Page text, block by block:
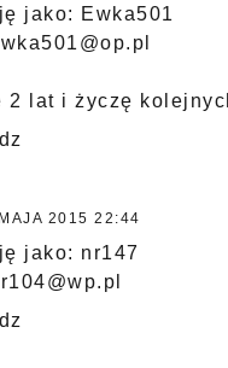
jako: Ewka501
2 lat i życzę
2015 22:44
jako: nr147